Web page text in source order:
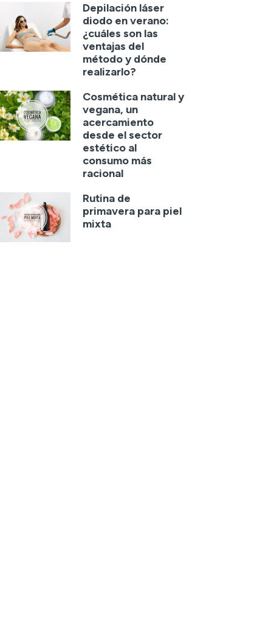
Depilación láser
diodo en verano:
¿cuáles son las
ventajas del
método y dónde
realizarlo?
Cosmética natural y
vegana, un
acercamiento
desde el sector
estético al
consumo más
racional
Rutina de
primavera para piel
mixta